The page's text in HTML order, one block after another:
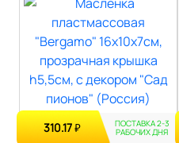
310.17₽ ПОСТАВКА 2-3
РАБОЧИХ ДНЯ